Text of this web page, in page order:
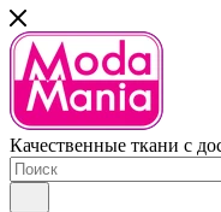
Качественные ткани с